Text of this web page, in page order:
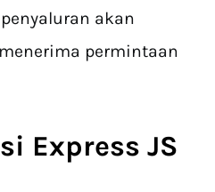
akan
permintaan
Express JS